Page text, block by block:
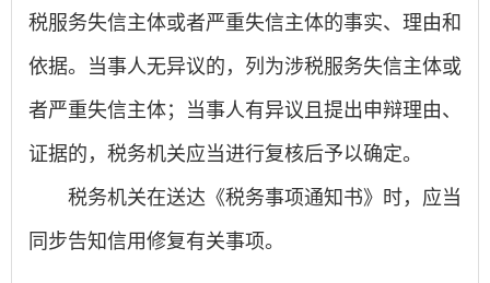
税服务失信主体或者严重失信主体的事实、理由和
依据。当事人无异议的，列为涉税服务失信主体或
者严重失信主体；当事人有异议且提出申辩理由、
证据的，税务机关应当进行复核后予以确定。
税务机关在送达《税务事项通知书》时，应当
同步告知信用修复有关事项。